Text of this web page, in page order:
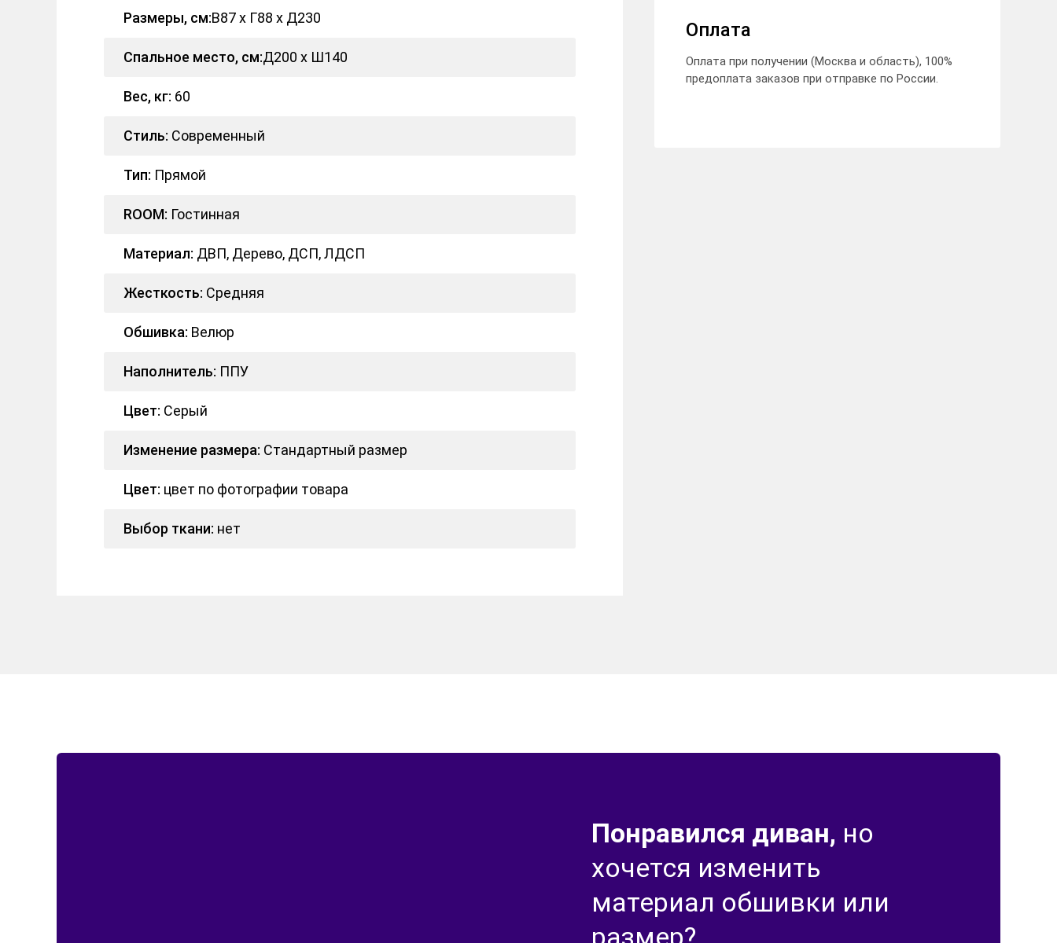
Размеры, см:В87 x Г88 x Д230
Спальное место, см:Д200 x Ш140
Вес, кг: 60
Стиль: Современный
Тип: Прямой
ROOM: Гостинная
Материал: ДВП, Дерево, ДСП, ЛДСП
Жесткость: Средняя
Обшивка: Велюр
Наполнитель: ППУ
Цвет: Серый
Изменение размера: Стандартный размер
Цвет: цвет по фотографии товара
Выбор ткани: нет
Оплата
Оплата при получении (Москва и область), 100%
предоплата заказов при отправке по России.
Понравился диван, но
хочется изменить
материал обшивки или
размер?